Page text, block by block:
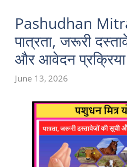
Pashudhan
पात्रता, जरूरी
और आवेदन
June 13, 2026